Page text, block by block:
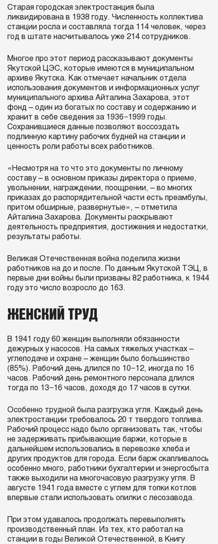
Старая городская электростанция была
ликвидирована в 1938 году. Численность коллектива
станции росла и составляла тогда 114 человек, через
год в штате насчитывалось уже 214 сотрудников.
Многое про этот период рассказывают документы
Якутской ЦЭС, которые имеются в муниципальном
архиве Якутска. Как отмечает начальник отдела
использования документов и информационных услуг
муниципального архива Айталина Захарова, этот
фонд – один из богатых по составу и содержанию и
хранит в себе сведения за 1936−1999 годы.
Сохранившиеся данные позволяют воссоздать
подлинную картину рабочих будней на станции и
ценность роли работы всех работников.
«Несмотря на то что это документы по личному
составу – в основном приказы директора о приеме,
увольнении, награждении, поощрении, – во многих
приказах до распорядительной части есть преамбулы,
притом обширные, развернутые», – отметила
Айталина Захарова. Документы раскрывают
деятельность предприятия, достижения и недостатки,
результаты работы.
Великая Отечественная война поделила жизни
работников на до и после. По данным Якутской ТЭЦ, в
первые дни войны были призваны 82 работника, к 1944
году это число возросло до 163.
ЖЕНСКИЙ ТРУД
В 1941 году 60 женщин выполняли обязанности
дежурных у насосов. На самых тяжелых участках –
углеподаче и охране – женщин было большинство
(85%). Рабочий день длился по 10−12, иногда по 16
часов. Рабочий день ремонтного персонала длился
тогда по 13−16 часов, доходя до 17 часов в сутки.
Особенно трудной была разгрузка угля. Каждый день
электростанции требовалось 20 т твердого топлива.
Рабочий процесс надо было организовать так, чтобы
не задерживать прибывающие баржи, которые в
дальнейшем использовались в перевозке хлеба и
других продуктов для города. Если барж скапливалось
особенно много, работники бухгалтерии и энергосбыта
также выходили на многочасовую разгрузку угля. В
августе 1941 года вместе с углем для топки котлов
впервые стали использовать опилки с лесозавода.
При этом удавалось продолжать перевыполнять
производственный план. Из тех, кто работал на
станции в годы Великой Отечественной, в Книгу